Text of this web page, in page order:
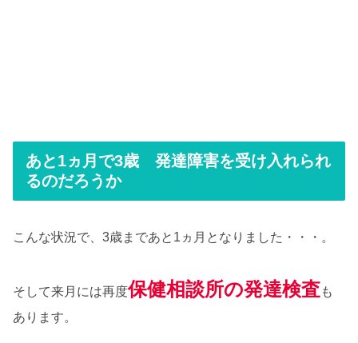
あと1ヵ月で3歳 発達障害を受け入れられ
るのだろうか
こんな状況で、3歳まであと1ヵ月となりました・・・。
そして来月には再度保健相談所の発達検査も
あります。